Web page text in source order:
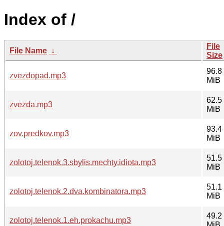
Index of /
File Name ↓
File
Size
zvezdopad.mp3
96.8
MiB
zvezda.mp3
62.5
MiB
zov.predkov.mp3
93.4
MiB
zolotoj.telenok.3.sbylis.mechty.idiota.mp3
51.5
MiB
zolotoj.telenok.2.dva.kombinatora.mp3
51.1
MiB
zolotoj.telenok.1.eh.prokachu.mp3
49.2